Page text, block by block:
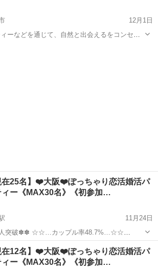
12月1日
ーなどを通じて、自然と出会えるをコンセプ
在25名】❤️大阪❤️ぽっちゃり恋活婚活パ
ィー《MAX30名》《初参加…
11月24日
人突破✽✽ ☆☆…カップル率48.7%…☆☆
★ 【ぽっちゃり＆みけぽ女性】と 【ぽちゃ
好き男性】限定パーティ ★゜･｡･｡･゜☆゜･｡･｡･゜★ ...
良駅 パーティー ぽっちゃり
在12名】❤️大阪❤️ぽっちゃり恋活婚活パ
ィー《MAX30名》《初参加…